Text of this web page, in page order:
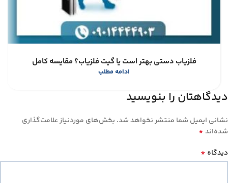
فلزیاب دستی بهتر است یا گیت فلزیاب؟ مقایسه کامل
ادامه مطلب
دیدگاهتان را بنویسید
نشانی ایمیل شما منتشر نخواهد شد. بخش‌های موردنیاز علامت‌گذاری
شده‌اند*
دیدگاه *